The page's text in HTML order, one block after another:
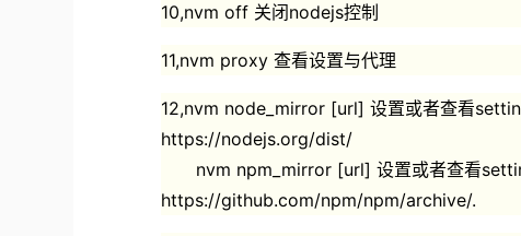
10,nvm off 关闭nodejs控制
11,nvm proxy 查看设置与代理
12,nvm node_mirror [url] 设置或者查看
https://nodejs.org/dist/
nvm npm_mirror [url] 设置或者查看
https://github.com/npm/npm/archive/.